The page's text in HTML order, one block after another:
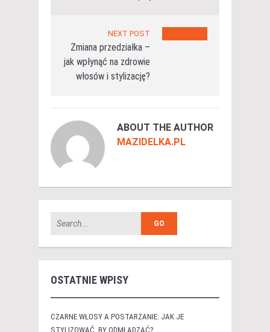
NEXT POST
Zmiana przedziałka –
jak wpłynąć na zdrowie
włosów i stylizację?
ABOUT THE AUTHOR
MAZIDELKA.PL
OSTATNIE WPISY
CZARNE WŁOSY A POSTARZANIE: JAK JE
STYLIZOWAĆ, BY ODMŁADZAĆ?